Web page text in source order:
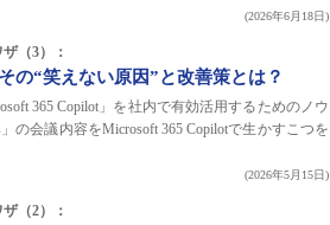
(2026年6月18日)
（3）：
“笑えない原因”と改善策とは？
365 Copilot」を社内で有効活用するためのノウ
の会議内容をMicrosoft 365 Copilotで生かすこつを
(2026年5月15日)
（2）：